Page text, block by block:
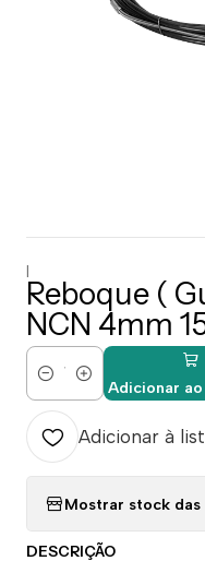
|
Reboque (
NCN 4mm
QuantidadeAdicionar
Adicionar à
Mostrar stock
DESCRIÇÃO